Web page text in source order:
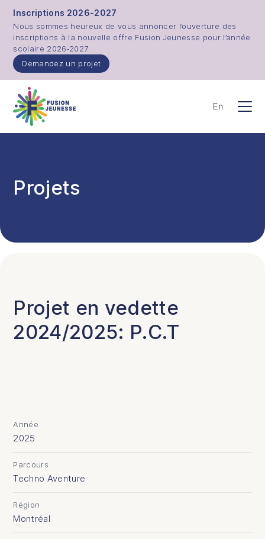
Inscriptions 2026-2027
Nous sommes heureux de vous annoncer l’ouverture des
inscriptions à la nouvelle offre Fusion Jeunesse pour l’année
scolaire 2026‑2027.
Demandez un projet
Fusion Jeunesse
En
Projets
Projet en vedette
2024/2025: P.C.T
Détails du projet
Année
2025
Parcours
Techno Aventure
Région
Montréal